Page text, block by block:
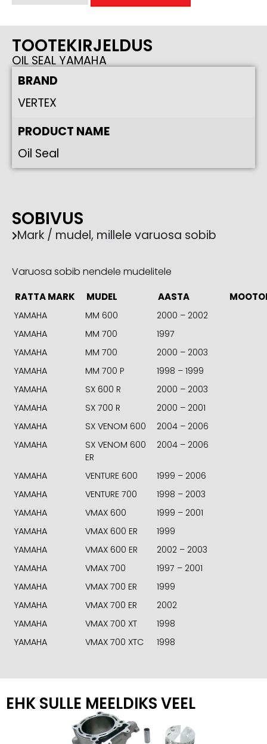
TOOTEKIRJELDUS
OIL SEAL YAMAHA
BRAND
VERTEX
PRODUCT NAME
Oil Seal
SOBIVUS
Mark / mudel, millele varuosa sobib
Varuosa sobib nendele mudelitele
RATTA MARK MUDEL AASTA
YAMAHA MM 600
2000 – 2002
YAMAHA
MM 700
1997
YAMAHA
MM 700
2000 – 2003
YAMAHA
MM 700 P
1998 – 1999
YAMAHA
SX 600 R
2000 – 2003
YAMAHA
SX 700 R
2000 – 2001
YAMAHA
SX VENOM 600
2004 – 2006
YAMAHA
SX VENOM 600
ER
2004 – 2006
YAMAHA VENTURE 600
1999 – 2006
YAMAHA
VENTURE 700
1998 – 2003
YAMAHA
VMAX 600
1999 – 2001
YAMAHA
VMAX 600 ER
1999
YAMAHA
VMAX 600 ER
2002 – 2003
YAMAHA
VMAX 700
1997 – 2001
YAMAHA
VMAX 700 ER
1999
YAMAHA
VMAX 700 ER
2002
YAMAHA
VMAX 700 XT
1998
YAMAHA
VMAX 700 XTC 1998
EHK SULLE MEELDIKS VEEL